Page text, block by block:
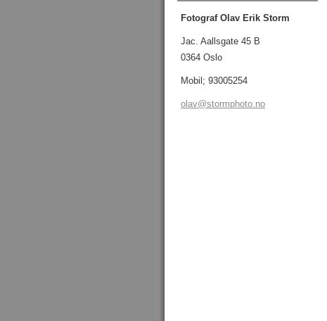
Fotograf Olav Erik Storm
Jac. Aallsgate 45 B
0364 Oslo
Mobil; 93005254
olav@stormphoto.no